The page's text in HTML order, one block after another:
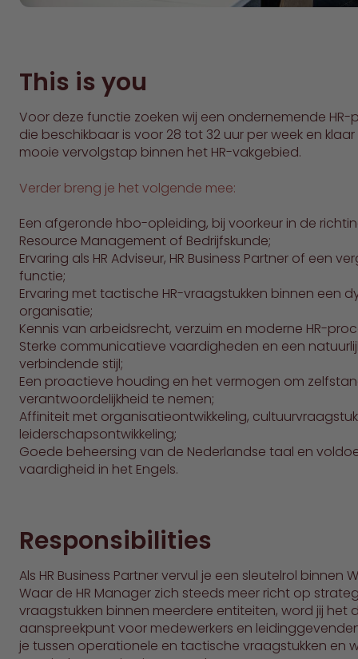
This is you
Voor deze functie zoeken wij een ondernemende HR-
die beschikbaar is voor 28 tot 32 uur per week en
mooie vervolgstap binnen het HR-vakgebied.
Verder breng je het volgende mee:
Een afgeronde hbo-opleiding, bij voorkeur in de
Resource Management of Bedrijfskunde;
Ervaring als HR Adviseur, HR Business Partner of een
functie;
Ervaring met tactische HR-vraagstukken binnen een
organisatie;
Kennis van arbeidsrecht, verzuim en moderne HR-
Sterke communicatieve vaardigheden en een
verbindende stijl;
Een proactieve houding en het vermogen om
verantwoordelijkheid te nemen;
Affiniteit met organisatieontwikkeling,
leiderschapsontwikkeling;
Goede beheersing van de Nederlandse taal en
vaardigheid in het Engels.
Responsibilities
Als HR Business Partner vervul je een sleutelrol binnen
Waar de HR Manager zich steeds meer richt op
vraagstukken binnen meerdere entiteiten, word jij het
aanspreekpunt voor medewerkers en
je tussen operationele en tactische vraagstukken en